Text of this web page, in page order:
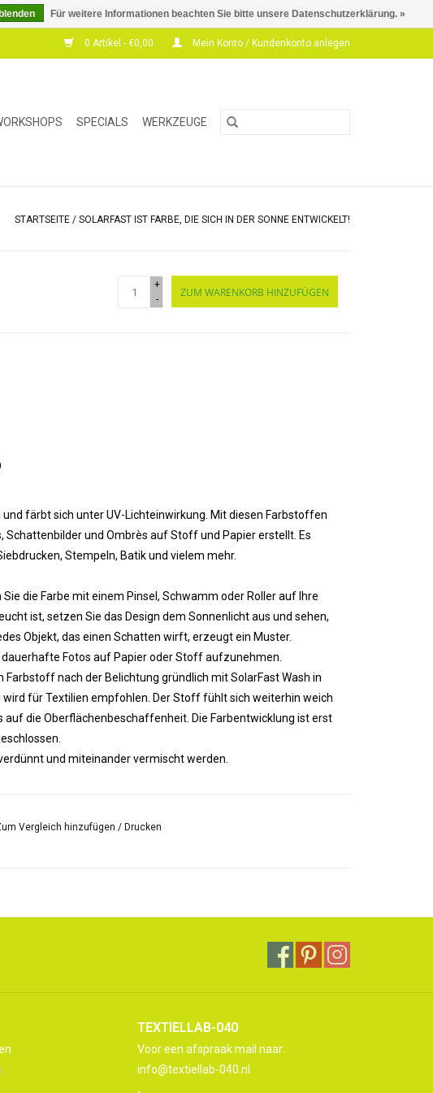
0 Artikel - €0,00 Mein Konto / Kundenkonto anlegen
SPECIALS WERKZEUGE
STARTSEITE / SOLARFAST IST FARBE, DIE SICH IN DER SONNE ENTWICKELT!
+
-
ZUM WARENKORB HINZUFÜGEN
färbt sich unter UV-Lichteinwirkung. Mit diesen Farbstoffen
und Ombrès auf Stoff und Papier erstellt. Es
Stempeln, Batik und vielem mehr.
die Farbe mit einem Pinsel, Schwamm oder Roller auf Ihre
ist, setzen Sie das Design dem Sonnenlicht aus und sehen,
Objekt, das einen Schatten wirft, erzeugt ein Muster.
Fotos auf Papier oder Stoff aufzunehmen.
Farbstoff nach der Belichtung gründlich mit SolarFast Wash in
wird für Textilien empfohlen. Der Stoff fühlt sich weiterhin weich
auf die Oberflächenbeschaffenheit. Die Farbentwicklung ist erst
und miteinander vermischt werden.
Vergleich hinzufügen/ Drucken
TEXTIELLAB-040
Voor een afspraak mail naar:
info@textiellab-040.nl
Für weitere Informationen beachten Sie bitte unsere Datenschutzerklärung. »